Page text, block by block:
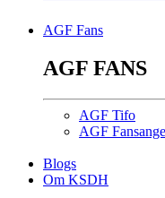
AGF Fans
AGF FANS
AGF Tifo
AGF Fansange
Blogs
Om KSDH